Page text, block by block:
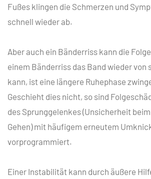
Fußes klingen die Schmerzen und
schnell wieder ab.
Aber auch ein Bänderriss kann die
einem Bänderriss das Band wieder von
kann, ist eine längere Ruhephase
Geschieht dies nicht, so sind
des Sprunggelenkes (Unsicherheit
Gehen) mit häufigem erneutem
vorprogrammiert.
Einer Instabilität kann durch äußere